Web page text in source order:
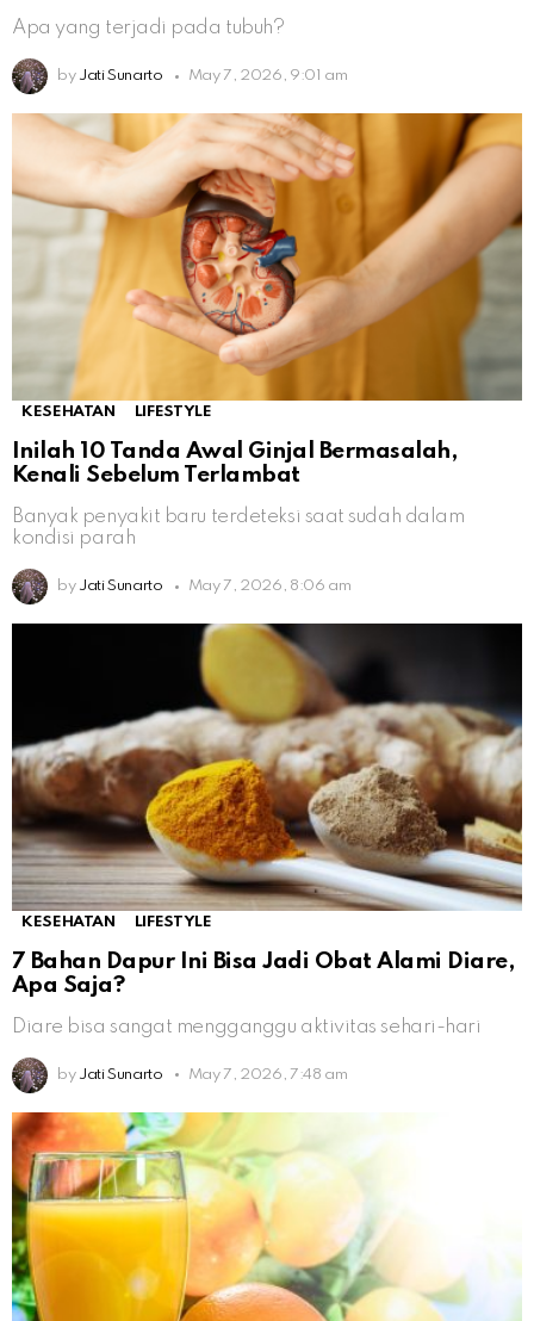
Apa yang terjadi pada tubuh?
by Jati Sunarto May 7, 2026, 9:01 am
KESEHATAN LIFESTYLE
Inilah 10 Tanda Awal Ginjal Bermasalah,
Kenali Sebelum Terlambat
Banyak penyakit baru terdeteksi saat sudah dalam
kondisi parah
by Jati Sunarto May 7, 2026, 8:06 am
KESEHATAN LIFESTYLE
7 Bahan Dapur Ini Bisa Jadi Obat Alami Diare,
Apa Saja?
Diare bisa sangat mengganggu aktivitas sehari-hari
by Jati Sunarto May 7, 2026, 7:48 am